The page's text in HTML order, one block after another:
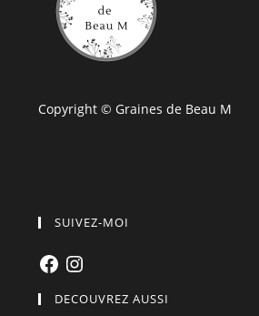
Copyright © Graines de Beau M
SUIVEZ-MOI
FacebookInstagram
DECOUVREZ AUSSI